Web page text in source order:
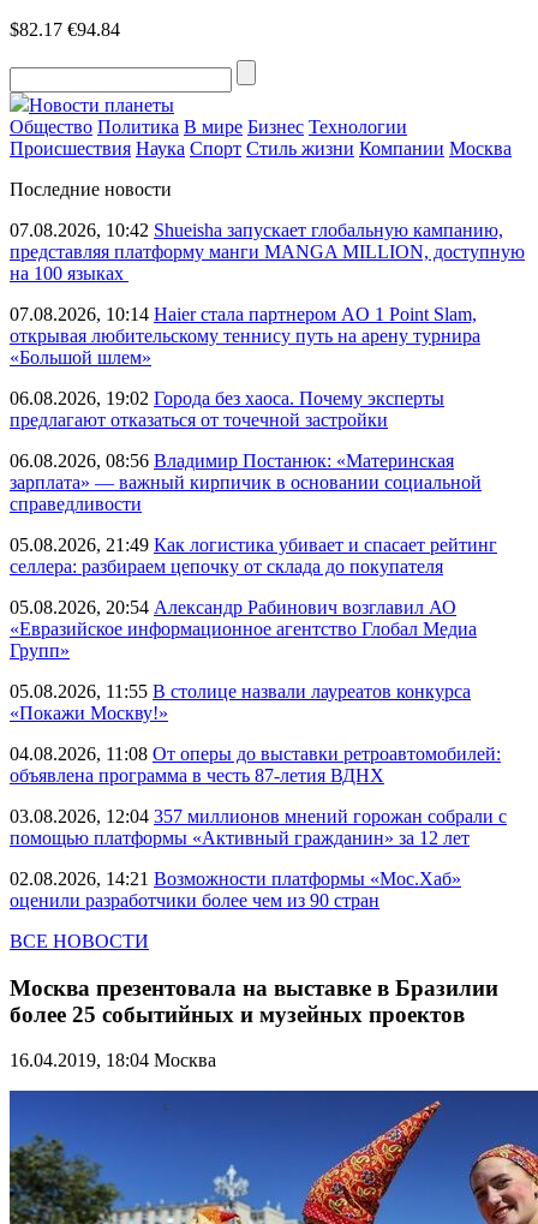
$82.17 €94.84
Новости планеты
Общество Политика В мире Бизнес Технологии
Происшествия Наука Спорт Стиль жизни Компании Москва
Последние новости
07.08.2026, 10:42 Shueisha запускает глобальную кампанию,
представляя платформу манги MANGA MILLION, доступную
на 100 языках
07.08.2026, 10:14 Haier стала партнером AO 1 Point Slam,
открывая любительскому теннису путь на арену турнира
«Большой шлем»
06.08.2026, 19:02 Города без хаоса. Почему эксперты
предлагают отказаться от точечной застройки
06.08.2026, 08:56 Владимир Постанюк: «Материнская
зарплата» — важный кирпичик в основании социальной
справедливости
05.08.2026, 21:49 Как логистика убивает и спасает рейтинг
селлера: разбираем цепочку от склада до покупателя
05.08.2026, 20:54 Александр Рабинович возглавил АО
«Евразийское информационное агентство Глобал Медиа
Групп»
05.08.2026, 11:55 В столице назвали лауреатов конкурса
«Покажи Москву!»
04.08.2026, 11:08 От оперы до выставки ретроавтомобилей:
объявлена программа в честь 87-летия ВДНХ
03.08.2026, 12:04 357 миллионов мнений горожан собрали с
помощью платформы «Активный гражданин» за 12 лет
02.08.2026, 14:21 Возможности платформы «Мос.Хаб»
оценили разработчики более чем из 90 стран
ВСЕ НОВОСТИ
Москва презентовала на выставке в Бразилии
более 25 событийных и музейных проектов
16.04.2019, 18:04 Москва